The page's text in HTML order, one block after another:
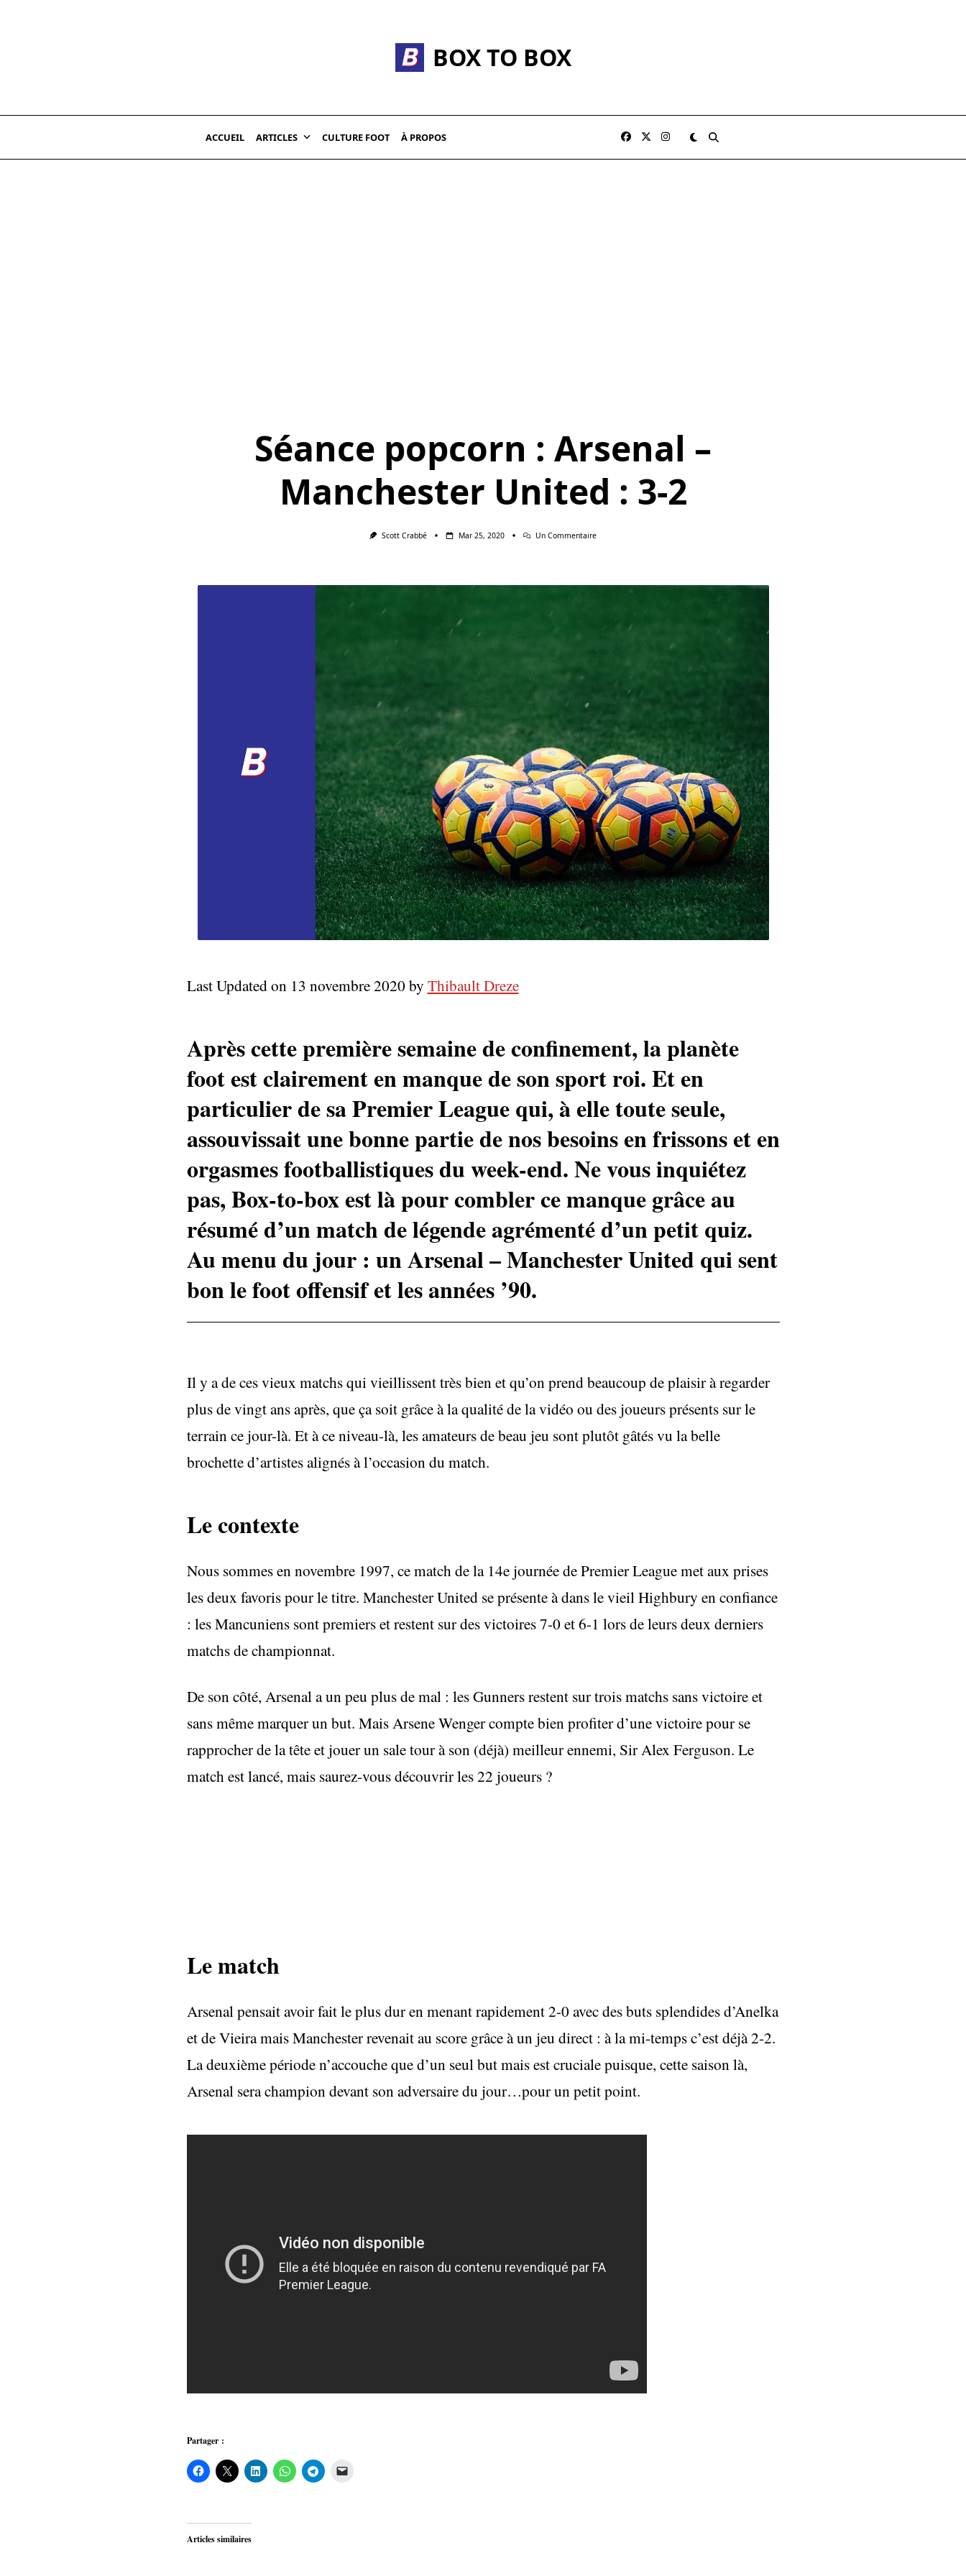
BOX TO BOX
ACCUEIL ARTICLES CULTURE FOOT À PROPOS
Séance popcorn : Arsenal –
Manchester United : 3-2
Scott Crabbé Mar 25, 2020 Un CommentaireSur
Last Updated on 13 novembre 2020 by Thibault Dreze
Après cette première semaine de confinement, la planète
foot est clairement en manque de son sport roi. Et en
particulier de sa Premier League qui, à elle toute seule,
assouvissait une bonne partie de nos besoins en frissons et en
orgasmes footballistiques du week-end. Ne vous inquiétez
pas, Box-to-box est là pour combler ce manque grâce au
résumé d’un match de légende agrémenté d’un petit quiz.
Au menu du jour : un Arsenal – Manchester United qui sent
bon le foot offensif et les années ’90.
Il y a de ces vieux matchs qui vieillissent très bien et qu’on prend beaucoup de plaisir à regarder
plus de vingt ans après, que ça soit grâce à la qualité de la vidéo ou des joueurs présents sur le
terrain ce jour-là. Et à ce niveau-là, les amateurs de beau jeu sont plutôt gâtés vu la belle
brochette d’artistes alignés à l’occasion du match.
Le contexte
Nous sommes en novembre 1997, ce match de la 14e journée de Premier League met aux prises
les deux favoris pour le titre. Manchester United se présente à dans le vieil Highbury en confiance
: les Mancuniens sont premiers et restent sur des victoires 7-0 et 6-1 lors de leurs deux derniers
matchs de championnat.
De son côté, Arsenal a un peu plus de mal : les Gunners restent sur trois matchs sans victoire et
sans même marquer un but. Mais Arsene Wenger compte bien profiter d’une victoire pour se
rapprocher de la tête et jouer un sale tour à son (déjà) meilleur ennemi, Sir Alex Ferguson. Le
match est lancé, mais saurez-vous découvrir les 22 joueurs ?
Le match
Arsenal pensait avoir fait le plus dur en menant rapidement 2-0 avec des buts splendides d’Anelka
et de Vieira mais Manchester revenait au score grâce à un jeu direct : à la mi-temps c’est déjà 2-2.
La deuxième période n’accouche que d’un seul but mais est cruciale puisque, cette saison là,
Arsenal sera champion devant son adversaire du jour…pour un petit point.
Partager :
Articles similaires